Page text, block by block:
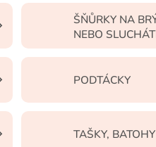
ŠŇŮRKY NA
NEBO
PODTÁCKY
TAŠKY, BATOHY